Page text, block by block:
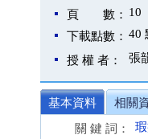
頁 數： 10
下載點數： 40
授 權 者： 張
基本資料
相關
關 鍵 詞：